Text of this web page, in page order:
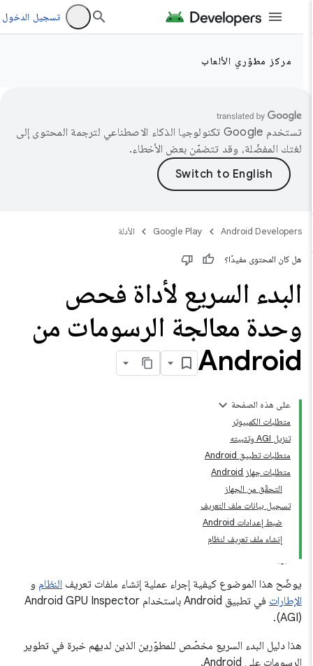
تسجيل الدخول
مركز مطوّري الألعاب
تستخدم Google تكنولوجيا الذكاء الاصطناعي لترجمة المحتوى إلى
لغتك المفضّلة، وقد تتضمّن بعض الأخطاء.
Android Developers
Google Play الأدلة
هل كان المحتوى مفيدًا؟
البدء السريع لأداة فحص
وحدة معالجة الرسومات من
Android
على هذه الصفحة
متطلبات الكمبيوتر
تنزيل AGI وتثبيته
متطلبات تطبيق Android
متطلبات جهاز Android
التحقّق من الجهاز
تسجيل بيانات ملف التعريف
ضبط إعدادات Android
إنشاء ملف تعريف لنظام
يوضّح هذا الموضوع كيفية إجراء عملية إنشاء ملفات تعريفالنظامو
الإطارات
في تطبيق Android باستخدام Android GPU Inspector
(AGI).
هذا دليل البدء السريع مخصّص للمطوّرين الذين لديهم خبرة في تطوير
الرسومات على Android.